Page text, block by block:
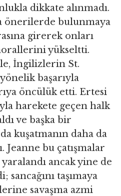
dikkate alınmadı.
önerilerde bulunmaya
girerek onları
yükseltti.
İngilizlerin St.
başarıyla
öncülük etti. Ertesi
harekete geçen halk
ve başka bir
kuşatmanın daha da
Jeanne bu çatışmalar
yaralandı ancak yine de
taşımaya
savaşma azmi